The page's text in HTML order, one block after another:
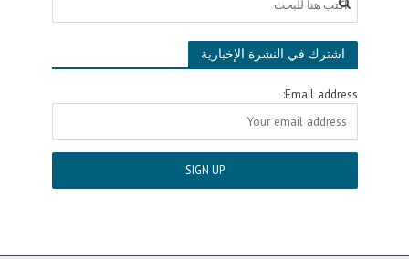
اشترك في النشرة الإخبارية
Email address: